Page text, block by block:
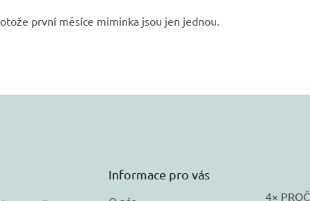
první měsíce miminka jsou jen jednou.
Informace pro vás
4× PROČ